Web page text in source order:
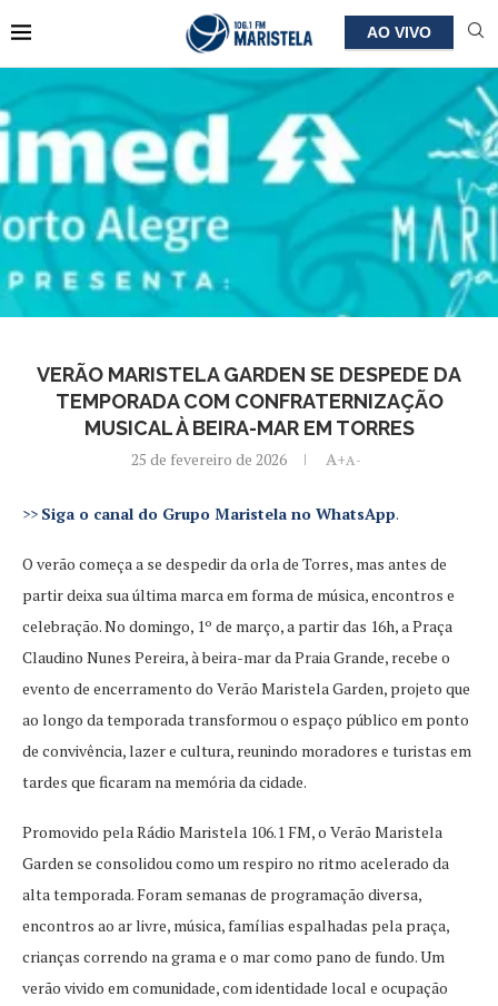
AO VIVO
VERÃO MARISTELA GARDEN SE DESPEDE DA
TEMPORADA COM CONFRATERNIZAÇÃO
MUSICAL À BEIRA-MAR EM TORRES
25 de fevereiro de 2026 A+A-
>> Siga o canal do Grupo Maristela no WhatsApp.
O verão começa a se despedir da orla de Torres, mas antes de
partir deixa sua última marca em forma de música, encontros e
celebração. No domingo, 1º de março, a partir das 16h, a Praça
Claudino Nunes Pereira, à beira-mar da Praia Grande, recebe o
evento de encerramento do Verão Maristela Garden, projeto que
ao longo da temporada transformou o espaço público em ponto
de convivência, lazer e cultura, reunindo moradores e turistas em
tardes que ficaram na memória da cidade.
Promovido pela Rádio Maristela 106.1 FM, o Verão Maristela
Garden se consolidou como um respiro no ritmo acelerado da
alta temporada. Foram semanas de programação diversa,
encontros ao ar livre, música, famílias espalhadas pela praça,
crianças correndo na grama e o mar como pano de fundo. Um
verão vivido em comunidade, com identidade local e ocupação